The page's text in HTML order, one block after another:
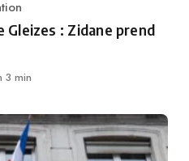
Gleizes : Zidane prend
3 min